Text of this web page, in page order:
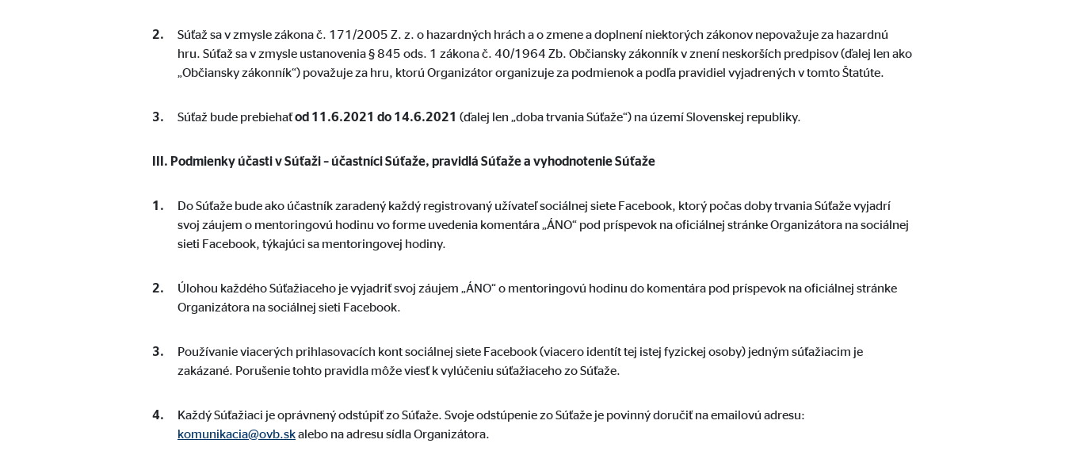
Súťaž sa v zmysle zákona č. 171/2005 Z. z. o hazardných hrách a o zmene a doplnení niektorých zákonov nepovažuje za hazardnú
hru. Súťaž sa v zmysle ustanovenia § 845 ods. 1 zákona č. 40/1964 Zb. Občiansky zákonník v znení neskorších predpisov (ďalej len ako
„Občiansky zákonník“) považuje za hru, ktorú Organizátor organizuje za podmienok a podľa pravidiel vyjadrených v tomto Štatúte.
Súťaž bude prebiehaťod 11.6.2021 do 14.6.2021 (ďalej len „doba trvania Súťaže“) na území Slovenskej republiky.
III. Podmienky účasti v Súťaži – účastníci Súťaže, pravidlá Súťaže a vyhodnotenie Súťaže
Do Súťaže bude ako účastník zaradený každý registrovaný užívateľ sociálnej siete Facebook, ktorý počas doby trvania Súťaže vyjadrí
svoj záujem o mentoringovú hodinu vo forme uvedenia komentára „ÁNO“ pod príspevok na oficiálnej stránke Organizátora na sociálnej
sieti Facebook, týkajúci sa mentoringovej hodiny.
Úlohou každého Súťažiaceho je vyjadriť svoj záujem „ÁNO“ o mentoringovú hodinu do komentára pod príspevok na oficiálnej stránke
Organizátora na sociálnej sieti Facebook.
Používanie viacerých prihlasovacích kont sociálnej siete Facebook (viacero identít tej istej fyzickej osoby) jedným súťažiacim je
zakázané. Porušenie tohto pravidla môže viesť k vylúčeniu súťažiaceho zo Súťaže.
Každý Súťažiaci je oprávnený odstúpiť zo Súťaže. Svoje odstúpenie zo Súťaže je povinný doručiť na emailovú adresu:
komunikacia@ovb.skalebo na adresu sídla Organizátora.
Štatistické cookies
Google Ireland Ltd.
Zber štatistických údajov o používaní a návštevnosti webovej stránky
Marketingové cookies sa používajú na zobrazovanie personalizovanej reklamy. Za týmto účelom sa údaje prenášajú poskytovateľom tretích strán, ktorí
sledujú návštevníkov naprieč webovými stránkami.
Facebook Pixel